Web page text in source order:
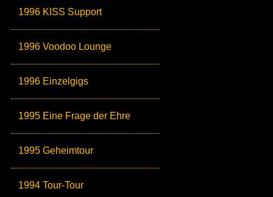
1996 KISS Support
1996 Voodoo Lounge
1996 Einzelgigs
1995 Eine Frage der Ehre
1995 Geheimtour
1994 Tour-Tour